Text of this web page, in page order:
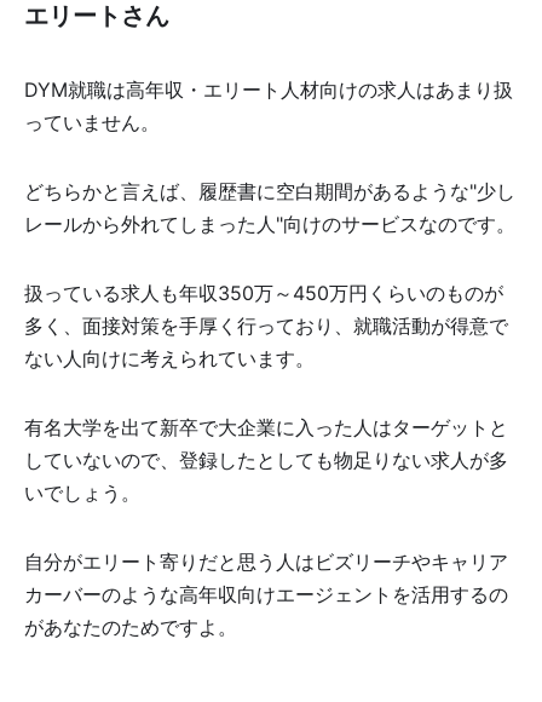
エリートさん
DYM就職は高年収・エリート人材向けの求人はあまり扱
っていません。
どちらかと言えば、履歴書に空白期間があるような"少し
レールから外れてしまった人"向けのサービスなのです。
扱っている求人も年収350万～450万円くらいのものが
多く、面接対策を手厚く行っており、就職活動が得意で
ない人向けに考えられています。
有名大学を出て新卒で大企業に入った人はターゲットと
していないので、登録したとしても物足りない求人が多
いでしょう。
自分がエリート寄りだと思う人はビズリーチやキャリア
カーバーのような高年収向けエージェントを活用するの
があなたのためですよ。